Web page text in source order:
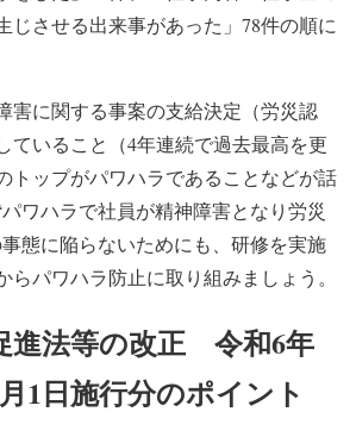
じさせる出来事があった」78件の順に
害に関する事案の支給決定（労災認
ていること（4年連続で過去最高を更
トップがパワハラであることなどが話
ワハラで社員が精神障害となり労災
態に陥らないためにも、研修を実施
らパワハラ防止に取り組みましょう。
進法等の改正 令和6年
月1日施行分のポイント